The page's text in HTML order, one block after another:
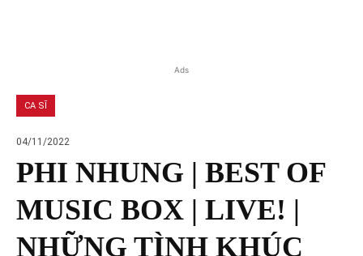
Ads
CA SĨ
04/11/2022
PHI NHUNG | BEST OF
MUSIC BOX | LIVE! |
NHỮNG TÌNH KHÚC